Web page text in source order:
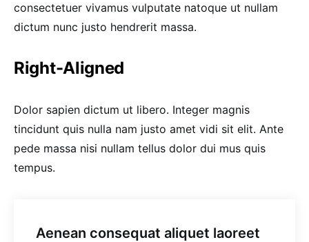
consectetuer vivamus vulputate natoque ut nullam
dictum nunc justo hendrerit massa.
Right-Aligned
Dolor sapien dictum ut libero. Integer magnis
tincidunt quis nulla nam justo amet vidi sit elit. Ante
pede massa nisi nullam tellus dolor dui mus quis
tempus.
Aenean consequat aliquet laoreet